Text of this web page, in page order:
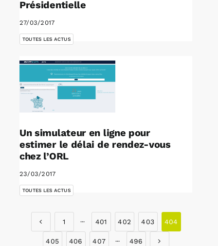
Présidentielle
27/03/2017
TOUTES LES ACTUS
Un simulateur en ligne pour
estimer le délai de rendez-vous
chez l’ORL
23/03/2017
TOUTES LES ACTUS
1 ··· 401 402 403 404
405 406 407 ··· 496